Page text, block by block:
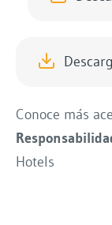
Conoce más
Hotels